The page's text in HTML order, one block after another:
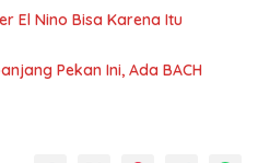
El Nino Bisa Karena Itu
Pekan Ini, Ada BACH